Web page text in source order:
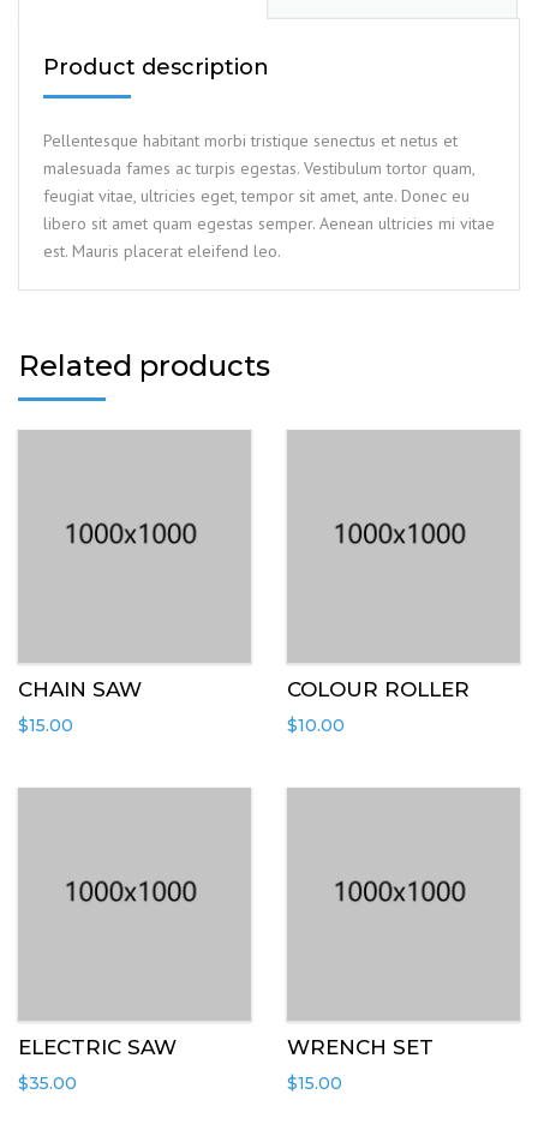
Product description
Pellentesque habitant morbi tristique senectus et netus et
malesuada fames ac turpis egestas. Vestibulum tortor quam,
feugiat vitae, ultricies eget, tempor sit amet, ante. Donec eu
libero sit amet quam egestas semper. Aenean ultricies mi vitae
est. Mauris placerat eleifend leo.
Related products
CHAIN SAW
$15.00
COLOUR ROLLER
$10.00
ELECTRIC SAW
$35.00
WRENCH SET
$15.00